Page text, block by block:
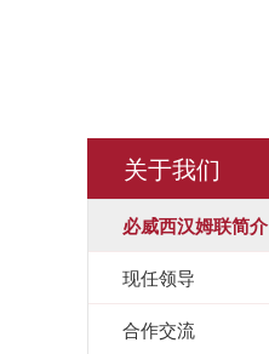
关于我们
必威西汉姆联简介
现任领导
合作交流